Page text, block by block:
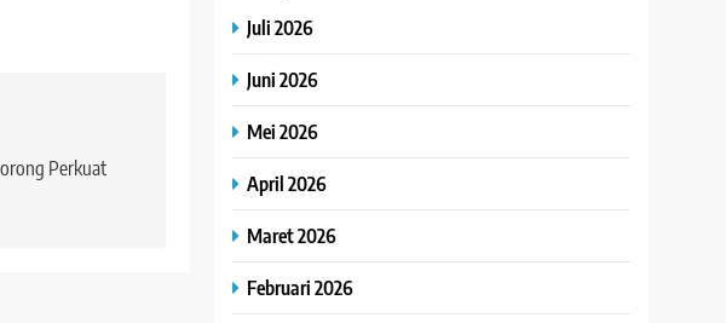
Perkuat
Juli 2026
Juni 2026
Mei 2026
April 2026
Maret 2026
Februari 2026